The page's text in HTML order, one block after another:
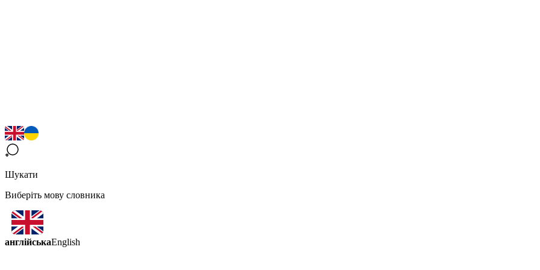
Шукати
Виберіть мову словника
англійськаEnglish